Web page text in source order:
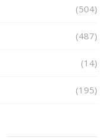
(504)
(487)
(14)
(195)